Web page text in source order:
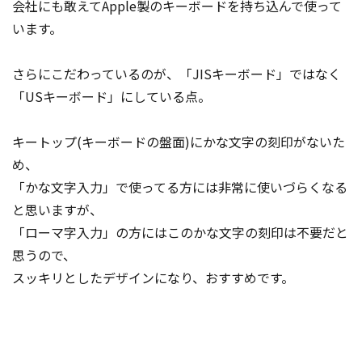
会社にも敢えてApple製のキーボードを持ち込んで使って
います。
さらにこだわっているのが、「JISキーボード」ではなく
「USキーボード」にしている点。
キートップ(キーボードの盤面)にかな文字の刻印がないた
め、
「かな文字入力」で使ってる方には非常に使いづらくなる
と思いますが、
「ローマ字入力」の方にはこのかな文字の刻印は不要だと
思うので、
スッキリとしたデザインになり、おすすめです。